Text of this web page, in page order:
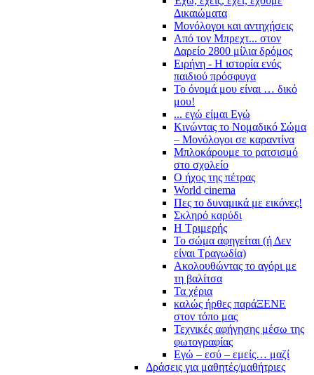
Δικαιώματα
Μονόλογοι και αντηχήσεις
Από τον Μπρεχτ... στον
Δαρείο 2800 μίλια δρόμος
Ειρήνη - Η ιστορία ενός
παιδιού πρόσφυγα
Το όνομά μου είναι … δικό
μου!
... εγώ είμαι Εγώ
Κινώντας το Νομαδικό Σώμα
– Μονόλογοι σε καραντίνα
Μπλοκάρουμε το ρατσισμό
στο σχολείο
Ο ήχος της πέτρας
World cinema
Πες το δυναμικά με εικόνες!
Σκληρό καρύδι
Η Τριμερής
Το σώμα αφηγείται (ή Δεν
είναι Τραγωδία)
Ακολουθώντας το αγόρι με
τη βαλίτσα
Τα χέρια
καλώς ήρθες παράΞΕΝΕ
στον τόπο μας
Τεχνικές αφήγησης μέσω της
φωτογραφίας
Εγώ – εσύ – εμείς… μαζί
Δράσεις για μαθητές/μαθήτριες